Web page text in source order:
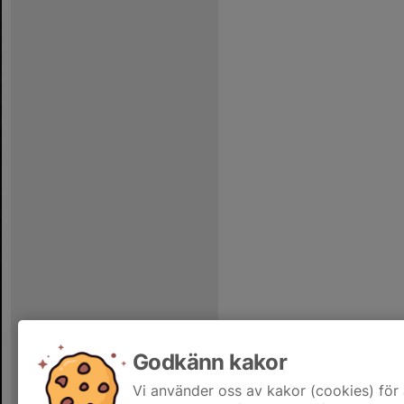
Godkänn kakor
Vi använder oss av kakor (cookies)